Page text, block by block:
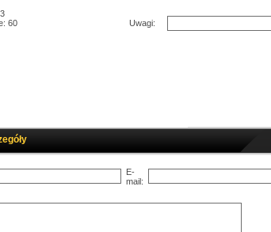
60
Uwagi:
E-
mail: